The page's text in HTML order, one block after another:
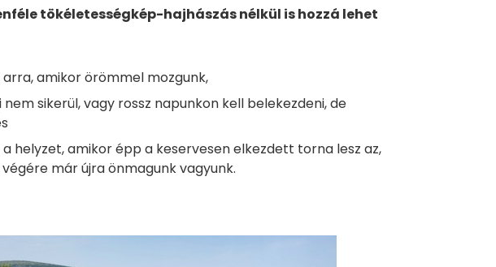
tökéletességkép-hajhászás nélkül is hozzá lehet
amikor örömmel mozgunk,
sikerül, vagy rossz napunkon kell belekezdeni, de
a helyzet, amikor épp a keservesen elkezdett torna lesz az,
már újra önmagunk vagyunk.